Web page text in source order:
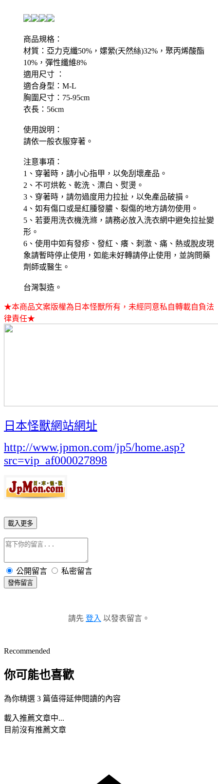
商品規格：
材質：亞力克纖50%，嫘縈(天然絲)32%，聚丙烯酸酯
10%，彈性纖維8%
適用尺寸 ：
適合身型：M-L
胸圍尺寸：75-95cm
衣長：56cm
使用說明：
請依一般衣服穿著。
注意事項：
1、穿著時，請小心指甲，以免刮壞產品。
2、不可烘乾、乾洗、漂白、熨燙。
3、穿著時，請勿過度用力拉扯，以免產品破損。
4、如有傷口或是紅腫發膿、裂傷的地方請勿使用。
5、若要用洗衣機洗滌，請務必放入洗衣網中避免拉扯變
形。
6、使用中如有發疹、發紅、癢、刺激、痛、熱或脫皮現
象請暫時停止使用，如能未好轉請停止使用，並詢問藥
劑師或醫生。
台灣製造。
★本商品文案版權為日本怪獸所有，未經同意私自轉載自負法
律責任★
日本怪獸網站網址
http://www.jpmon.com/jp5/home.asp?
src=vip_af000027898
載入更多
公開留言 私密留言
發佈留言
請先 登入 以發表留言。
Recommended
你可能也喜歡
為你精選 3 篇值得延伸閱讀的內容
載入推薦文章中...
目前沒有推薦文章